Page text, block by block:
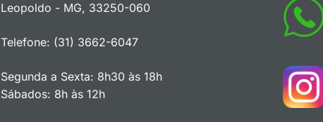
Leopoldo - MG, 33250-060
Telefone: (31) 3662-6047
Segunda a Sexta: 8h30 às 18h
Sábados: 8h às 12h